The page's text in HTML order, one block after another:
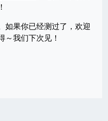
如果你已经测过了，欢迎
～我们下次见！